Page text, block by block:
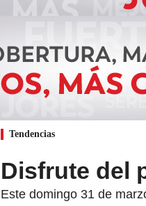
Tendencias
Disfrute del
Este domingo 31 de